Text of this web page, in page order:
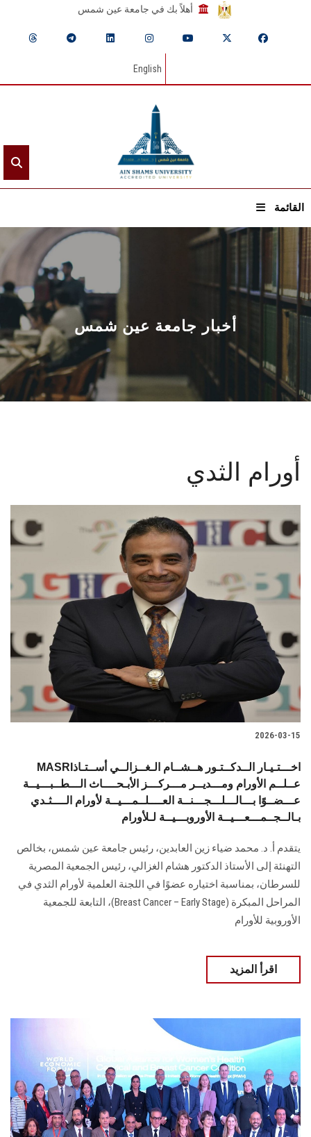
أهلاً بك في جامعة عين شمس
English
القائمة
الرئيسيـة
عن الجامعة
القطاعـات
الشئون الأكاديمية
البحث العلمي
الإعلام
تواصل معنا
الطلاب
هيئة التدريس
الدراسات العليا
الموظفون
سجل الان
أخبار جامعة عين شمس
أورام الثدي
2026-03-15
MASRIاخـــتـيـار الــدكــتـور هــشــام الـغــزالــي أســتـاذ
عــلــم الأورام ومـــديــر مـــركـــز الأبـحــــاث الـــطــبـــيــة
عـــضــوًا بـــالـــلـــجـــنــة العــــلــمـــيــة لأورام الــــثـدي
بـالــجــمـــعـــيــة الأوروبـــيــة لـلأورام
يتقدم أ. د. محمد ضياء زين العابدين، رئيس جامعة عين شمس، بخالص
التهنئة إلى الأستاذ الدكتور هشام الغزالي، رئيس الجمعية المصرية
للسرطان، بمناسبة اختياره عضوًا في اللجنة العلمية لأورام الثدي في
المراحل المبكرة (Breast Cancer – Early Stage)، التابعة للجمعية
الأوروبية للأورام
اقرأ المزيد